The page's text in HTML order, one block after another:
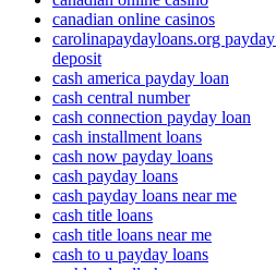
canadian online casinos
carolinapaydayloans.org
deposit
cash america payday loan
cash central number
cash connection payday loan
cash installment loans
cash now payday loans
cash payday loans
cash payday loans near me
cash title loans
cash title loans near me
cash to u payday loans